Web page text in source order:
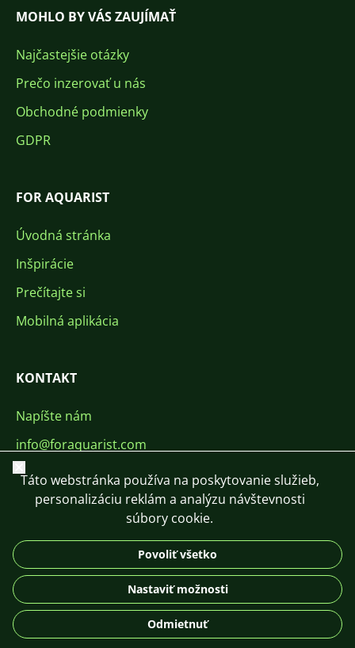
MOHLO BY VÁS ZAUJÍMAŤ
Najčastejšie otázky
Prečo inzerovať u nás
Obchodné podmienky
GDPR
FOR AQUARIST
Úvodná stránka
Inšpirácie
Prečítajte si
Mobilná aplikácia
KONTAKT
Napíšte nám
info@foraquarist.com
+420 603 449 602
DE
© 2026 For Aquarist
Zavrieť
Táto webstránka používa na poskytovanie služieb,
personalizáciu reklám a analýzu návštevnosti
súbory cookie.
Povoliť všetko
Nastaviť možnosti
Odmietnuť